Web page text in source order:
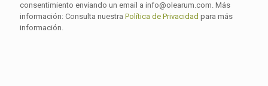
consentimiento enviando un email a info@olearum.com. Más
información: Consulta nuestra Política de Privacidad para más
información.